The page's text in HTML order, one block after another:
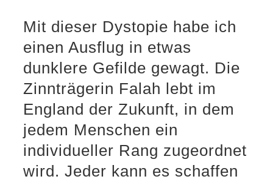
Mit dieser Dystopie habe ich
einen Ausflug in etwas
dunklere Gefilde gewagt. Die
Zinnträgerin Falah lebt im
England der Zukunft, in dem
jedem Menschen ein
individueller Rang zugeordnet
wird. Jeder kann es schaffen